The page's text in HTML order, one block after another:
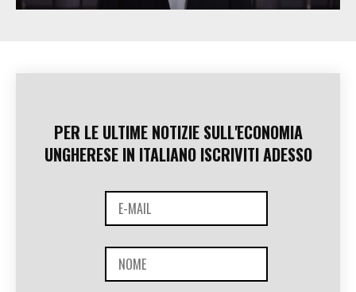
PER LE ULTIME NOTIZIE SULL'ECONOMIA
UNGHERESE IN ITALIANO ISCRIVITI ADESSO